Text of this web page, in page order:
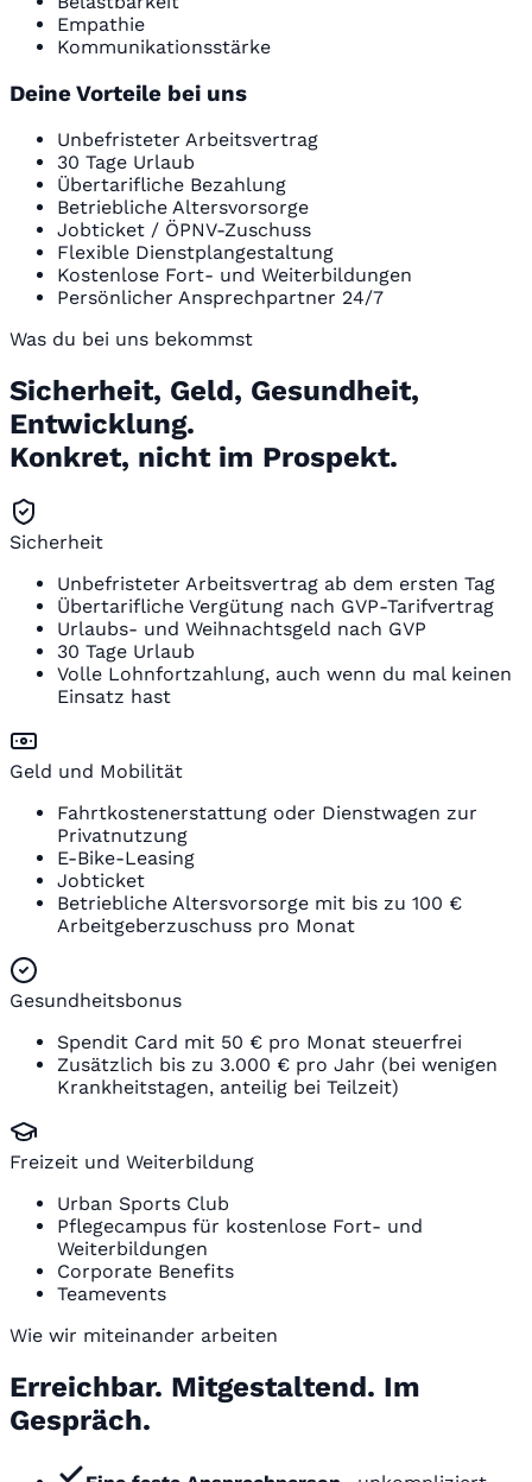
Empathie
Kommunikationsstärke
Deine Vorteile bei uns
Unbefristeter Arbeitsvertrag
30 Tage Urlaub
Übertarifliche Bezahlung
Betriebliche Altersvorsorge
Jobticket / ÖPNV-Zuschuss
Flexible Dienstplangestaltung
Kostenlose Fort- und Weiterbildungen
Persönlicher Ansprechpartner 24/7
Was du bei uns bekommst
Sicherheit, Geld, Gesundheit,
Entwicklung.
Konkret, nicht im Prospekt.
Sicherheit
Unbefristeter Arbeitsvertrag ab dem ersten Tag
Übertarifliche Vergütung nach GVP-Tarifvertrag
Urlaubs- und Weihnachtsgeld nach GVP
30 Tage Urlaub
Volle Lohnfortzahlung, auch wenn du mal keinen
Einsatz hast
Geld und Mobilität
Fahrtkostenerstattung oder Dienstwagen zur
Privatnutzung
E-Bike-Leasing
Jobticket
Betriebliche Altersvorsorge mit bis zu 100 €
Arbeitgeberzuschuss pro Monat
Gesundheitsbonus
Spendit Card mit 50 € pro Monat steuerfrei
Zusätzlich bis zu 3.000 € pro Jahr (bei wenigen
Krankheitstagen, anteilig bei Teilzeit)
Freizeit und Weiterbildung
Urban Sports Club
Pflegecampus für kostenlose Fort- und
Weiterbildungen
Corporate Benefits
Teamevents
Wie wir miteinander arbeiten
Erreichbar. Mitgestaltend. Im
Gespräch.